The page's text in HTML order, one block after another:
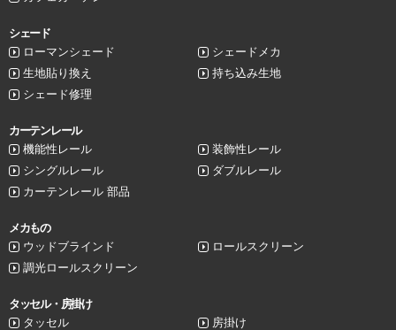
シェード
ローマンシェード
シェードメカ
生地貼り換え
持ち込み生地
シェード修理
カーテンレール
機能性レール
装飾性レール
シングルレール
ダブルレール
カーテンレール 部品
メカもの
ウッドブラインド
ロールスクリーン
調光ロールスクリーン
タッセル・房掛け
タッセル
房掛け